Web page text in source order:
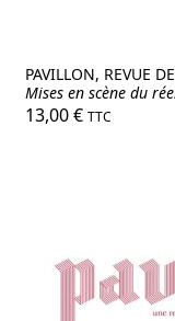
PAVILLON, REVUE
Mises en scène du
13,00€ TTC